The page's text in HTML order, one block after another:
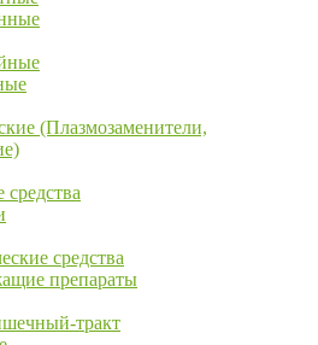
(Плазмозаменители,
средства
препараты
тракт